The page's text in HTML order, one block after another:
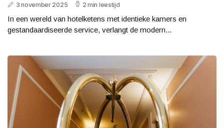
3 november 2025 2 min leestijd
In een wereld van hotelketens met identieke kamers en
gestandaardiseerde service, verlangt de modern...